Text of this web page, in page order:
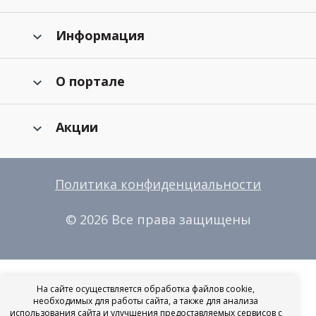
Информация
О портале
Акции
Политика конфиденциальности
© 2026 Все права защищены
На сайте осуществляется обработка файлов cookie,
необходимых для работы сайта, а также для анализа
использования сайта и улучшения предоставляемых сервисов с